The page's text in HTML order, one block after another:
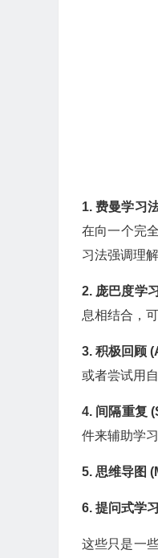
1. 费曼学习
在向一个完
习法强调理
2. 庞巴度学
息相结合，
3. 积极回顾
或者尝试用
4. 间隔重复
件来辅助学习
5. 思维导图
6. 提问式学
这些只是一